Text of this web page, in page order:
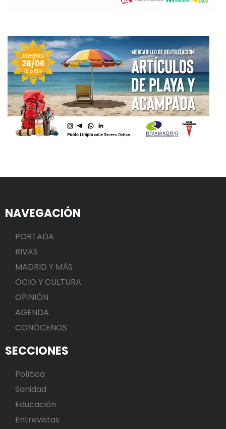
NAVEGACIÓN
PORTADA
RIVAS
MADRID Y MÁS
OCIO Y CULTURA
OPINIÓN
AGENDA
CONÓCENOS
SECCIONES
Política
Sanidad
Educación
Entrevistas